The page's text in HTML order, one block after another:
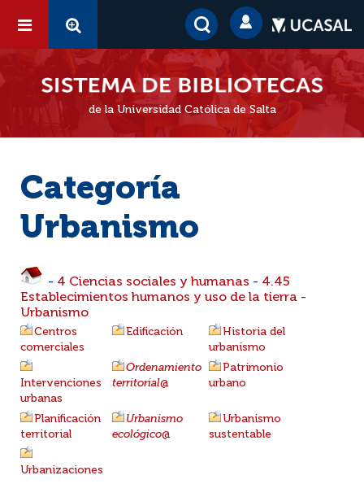
de la Universidad Católica de Salta
Categoría
Urbanismo
- 4 Ciencias sociales y humanas - 4.45
Establecimientos humanos y uso de la tierra -
Urbanismo
Centros
comerciales
Edificación
Historia del
urbanismo
Intervenciones
urbanas
Ordenamiento
territorial@
Patrimonio
urbano
Planificación
territorial
Urbanismo
ecológico@
Urbanismo
sustentable
Urbanizaciones